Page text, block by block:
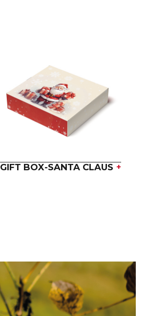
GIFT BOX-SANTA CLAUS +